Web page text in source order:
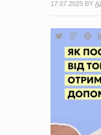
17.07.2025 BY